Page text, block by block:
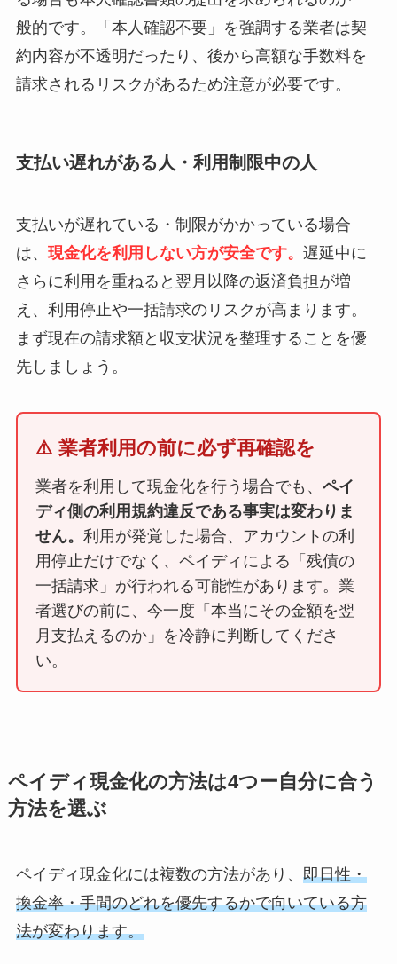
般的です。「本人確認不要」を強調する業者は契
約内容が不透明だったり、後から高額な手数料を
請求されるリスクがあるため注意が必要です。
支払い遅れがある人・利用制限中の人
支払いが遅れている・制限がかかっている場合
は、 現金化を利用しない方が安全です。 遅延中に
さらに利用を重ねると翌月以降の返済負担が増
え、利用停止や一括請求のリスクが高まります。
まず現在の請求額と収支状況を整理することを優
先しましょう。
⚠️ 業者利用の前に必ず再確認を
業者を利用して現金化を行う場合でも、 ペイ
ディ側の利用規約違反である事実は変わりま
せん。 利用が発覚した場合、アカウントの利
用停止だけでなく、ペイディによる「残債の
一括請求」が行われる可能性があります。業
者選びの前に、今一度「本当にその金額を翌
月支払えるのか」を冷静に判断してくださ
い。
ペイディ現金化の方法は4つー自分に合う
方法を選ぶ
ペイディ現金化には複数の方法があり、 即日性・
換金率・手間のどれを優先するかで向いている方
法が変わります。